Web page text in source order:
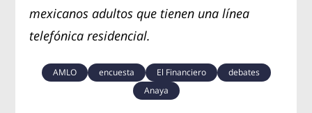
mexicanos adultos que tienen una línea
telefónica residencial.
AMLO encuesta El Financiero
debates
Anaya